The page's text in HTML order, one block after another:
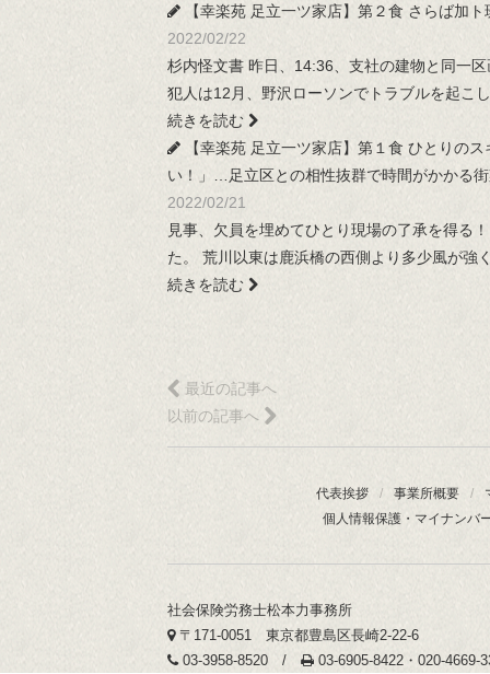
【幸楽苑 足立一ツ家店】第２食 さらば加
2022/02/22
杉内怪文書 昨日、14:36、支社の建物と同一
犯人は12月、野沢ローソンでトラブルを起こ
続きを読む
【幸楽苑 足立一ツ家店】第１食 ひとりの
い！」…足立区との相性抜群で時間がかかる
2022/02/21
見事、欠員を埋めてひとり現場の了承を得る
た。 荒川以東は鹿浜橋の西側より多少風が
続きを読む
最近の記事へ
以前の記事へ
代表挨拶 / 事業所概要 /
個人情報保護・マイナンバ
社会保険労務士松本力事務所
〒171-0051 東京都豊島区長崎2-22-6
03-3958-8520 /
03-6905-8422・020-4669-